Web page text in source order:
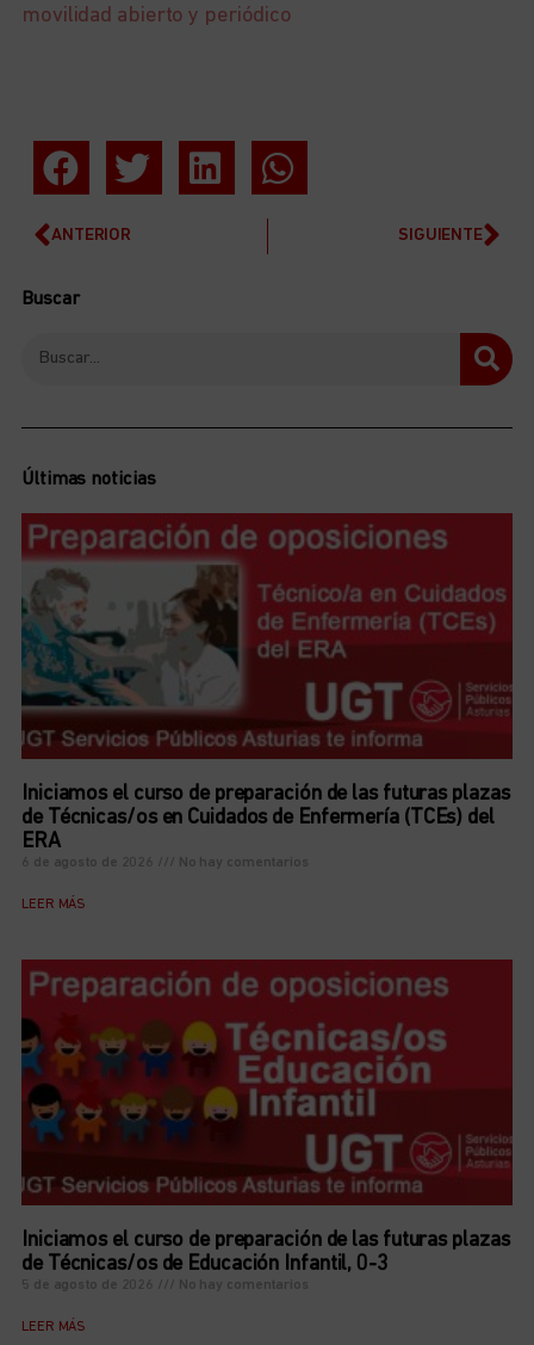
movilidad abierto y periódico
ANTERIOR SIGUIENTE
Buscar
Últimas noticias
Iniciamos el curso de preparación de las futuras plazas
de Técnicas/os en Cuidados de Enfermería (TCEs) del
ERA
6 de agosto de 2026 No hay comentarios
LEER MÁS
Iniciamos el curso de preparación de las futuras plazas
de Técnicas/os de Educación Infantil, 0-3
5 de agosto de 2026 No hay comentarios
LEER MÁS